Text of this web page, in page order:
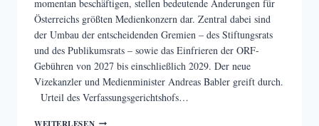
momentan beschäftigen, stellen bedeutende Änderungen für
Österreichs größten Medienkonzern dar. Zentral dabei sind
der Umbau der entscheidenden Gremien – des Stiftungsrats
und des Publikumsrats – sowie das Einfrieren der ORF-
Gebühren von 2027 bis einschließlich 2029. Der neue
Vizekanzler und Medienminister Andreas Babler greift durch.
Urteil des Verfassungsgerichtshofs…
WEITERLESENWICHTIGE